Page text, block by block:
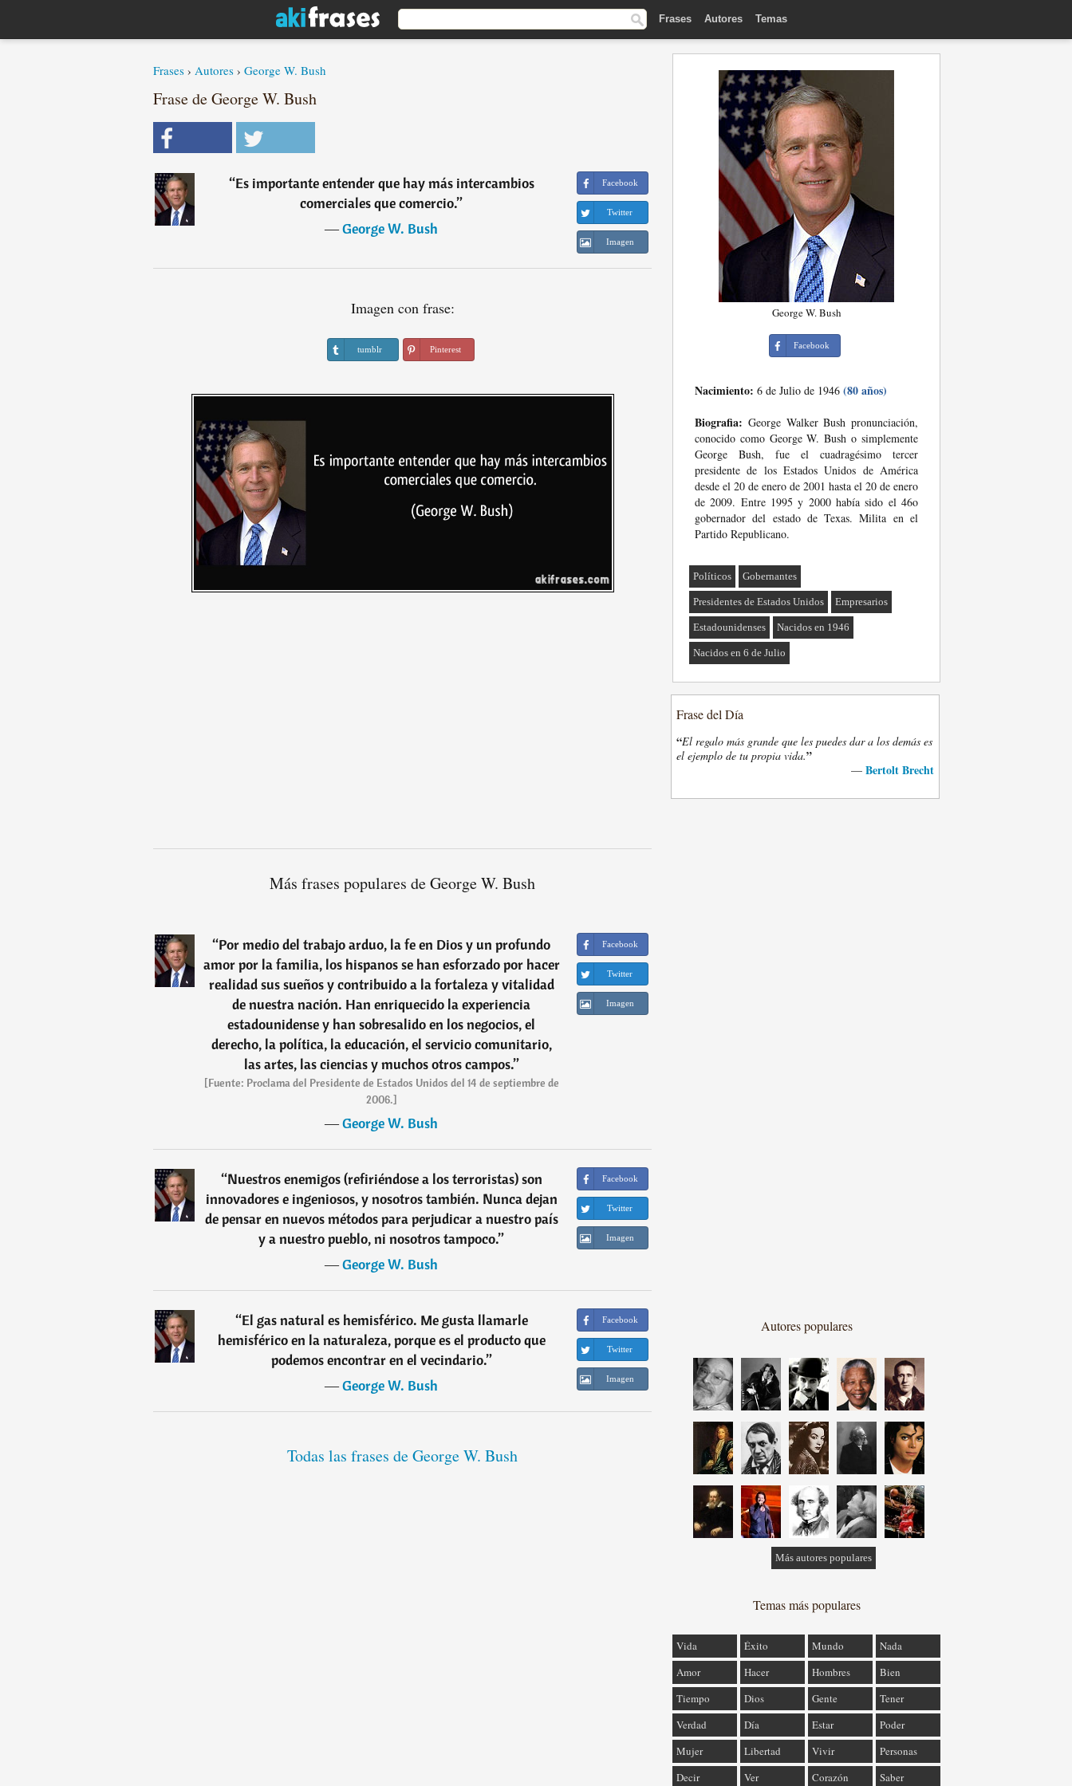
Frases Autores Temas
Frases › Autores › George W. Bush
Frase de George W. Bush
“Es importante entender que hay más intercambios
comerciales que comercio.”
―George W. Bush
Facebook
Twitter
Imagen
Imagen con frase:
tumblr Pinterest
Más frases populares de George W. Bush
“Por medio del trabajo arduo, la fe en Dios y un profundo
amor por la familia, los hispanos se han esforzado por hacer
realidad sus sueños y contribuido a la fortaleza y vitalidad
de nuestra nación. Han enriquecido la experiencia
estadounidense y han sobresalido en los negocios, el
derecho, la política, la educación, el servicio comunitario,
las artes, las ciencias y muchos otros campos.”
[Fuente: Proclama del Presidente de Estados Unidos del 14 de septiembre de
2006.]
―George W. Bush
Facebook
Twitter
Imagen
“Nuestros enemigos (refiriéndose a los terroristas) son
innovadores e ingeniosos, y nosotros también. Nunca dejan
de pensar en nuevos métodos para perjudicar a nuestro país
y a nuestro pueblo, ni nosotros tampoco.”
―George W. Bush
Facebook
Twitter
Imagen
“El gas natural es hemisférico. Me gusta llamarle
hemisférico en la naturaleza, porque es el producto que
podemos encontrar en el vecindario.”
―George W. Bush
Facebook
Twitter
Imagen
Todas las frases de George W. Bush
George W. Bush
Facebook
Nacimiento: 6 de Julio de 1946 (80 años)
Biografia: George Walker Bush pronunciación,
conocido como George W. Bush o simplemente
George Bush, fue el cuadragésimo tercer
presidente de los Estados Unidos de América
desde el 20 de enero de 2001 hasta el 20 de enero
de 2009. Entre 1995 y 2000 había sido el 46o
gobernador del estado de Texas. Milita en el
Partido Republicano.
Políticos Gobernantes
Presidentes de Estados Unidos Empresarios
Estadounidenses Nacidos en 1946
Nacidos en 6 de Julio
Frase del Día
“El regalo más grande que les puedes dar a los demás es
el ejemplo de tu propia vida.”
— Bertolt Brecht
Autores populares
Más autores populares
Temas más populares
Vida Éxito Mundo
Nada
Amor
Hacer Hombres
Bien
Tiempo
Dios Gente
Tener
Verdad
Día Estar
Poder
Mujer
Libertad Vivir
Personas
Decir
Ver Corazón Saber